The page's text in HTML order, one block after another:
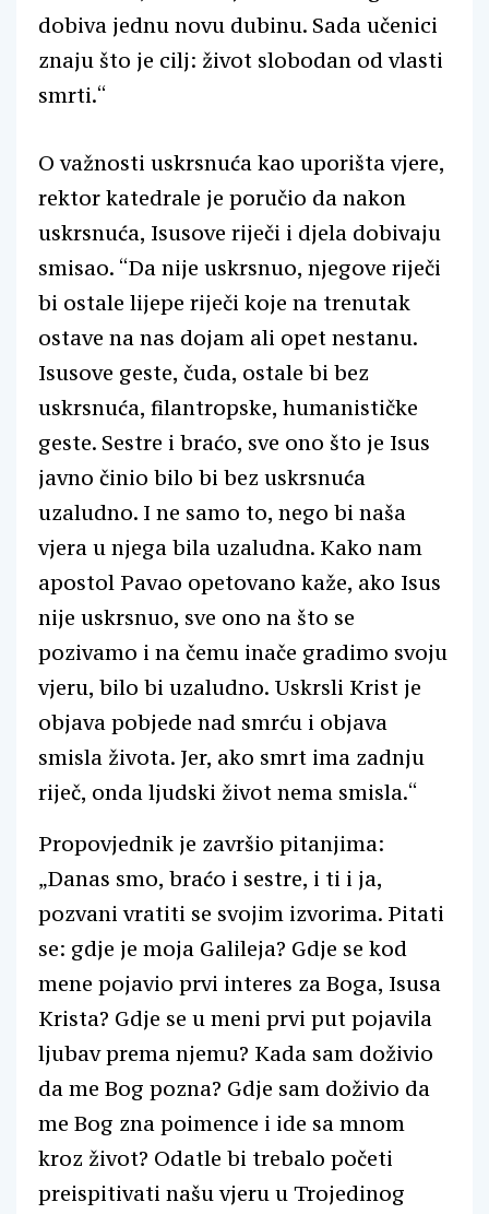
dobiva jednu novu dubinu. Sada učenici
znaju što je cilj: život slobodan od vlasti
smrti.“
O važnosti uskrsnuća kao uporišta vjere,
rektor katedrale je poručio da nakon
uskrsnuća, Isusove riječi i djela dobivaju
smisao. “Da nije uskrsnuo, njegove riječi
bi ostale lijepe riječi koje na trenutak
ostave na nas dojam ali opet nestanu.
Isusove geste, čuda, ostale bi bez
uskrsnuća, filantropske, humanističke
geste. Sestre i braćo, sve ono što je Isus
javno činio bilo bi bez uskrsnuća
uzaludno. I ne samo to, nego bi naša
vjera u njega bila uzaludna. Kako nam
apostol Pavao opetovano kaže, ako Isus
nije uskrsnuo, sve ono na što se
pozivamo i na čemu inače gradimo svoju
vjeru, bilo bi uzaludno. Uskrsli Krist je
objava pobjede nad smrću i objava
smisla života. Jer, ako smrt ima zadnju
riječ, onda ljudski život nema smisla.“
Propovjednik je završio pitanjima:
„Danas smo, braćo i sestre, i ti i ja,
pozvani vratiti se svojim izvorima. Pitati
se: gdje je moja Galileja? Gdje se kod
mene pojavio prvi interes za Boga, Isusa
Krista? Gdje se u meni prvi put pojavila
ljubav prema njemu? Kada sam doživio
da me Bog pozna? Gdje sam doživio da
me Bog zna poimence i ide sa mnom
kroz život? Odatle bi trebalo početi
preispitivati našu vjeru u Trojedinog